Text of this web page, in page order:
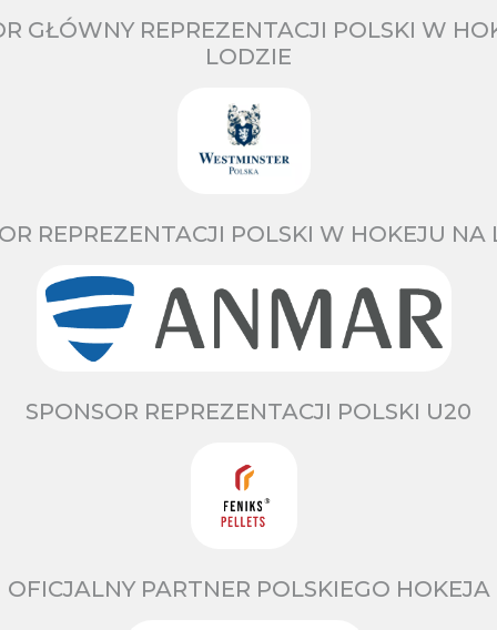
GŁÓWNY REPREZENTACJI POLSKI W
LODZIE
REPREZENTACJI POLSKI W HOKEJU NA
SPONSOR REPREZENTACJI POLSKI U20
OFICJALNY PARTNER POLSKIEGO HOKEJA